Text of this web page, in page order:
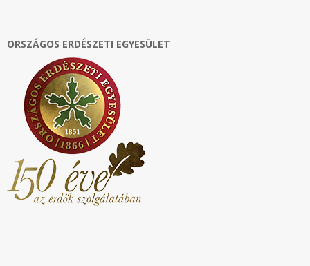
ORSZÁGOS ERDÉSZETI EGYESÜLET